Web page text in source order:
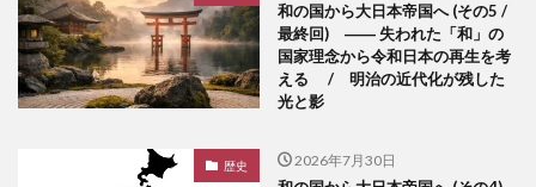
和の国から大日本帝国へ (その5 /
最終回) ―― 失われた「和」の
国家理念から令和日本の再生を考
える / 明治の近代化が残した
光と影
歴史 2026年7月30日